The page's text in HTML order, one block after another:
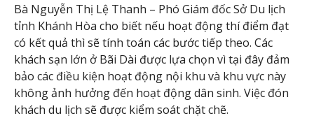
Bà Nguyễn Thị Lệ Thanh – Phó Giám đốc Sở Du lịch
tỉnh Khánh Hòa cho biết nếu hoạt động thí điểm đạt
có kết quả thì sẽ tính toán các bước tiếp theo. Các
khách sạn lớn ở Bãi Dài được lựa chọn vì tại đây đảm
bảo các điều kiện hoạt động nội khu và khu vực này
không ảnh hưởng đến hoạt động dân sinh. Việc đón
khách du lịch sẽ được kiểm soát chặt chẽ.